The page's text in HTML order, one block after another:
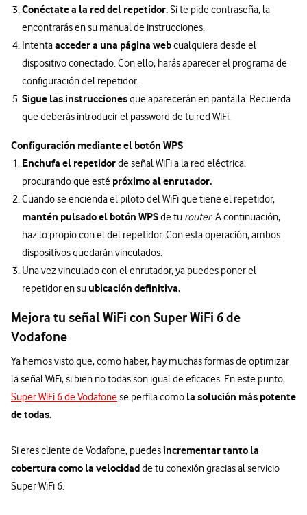
Conéctate a la red del repetidor.Si te pide contraseña, la
encontrarás en su manual de instrucciones.
Intentaacceder a una página webcualquiera desde el
dispositivo conectado. Con ello, harás aparecer el programa de
configuración del repetidor.
Sigue las instruccionesque aparecerán en pantalla. Recuerda
que deberás introducir el password de tu red WiFi.
Configuración mediante el botón WPS
Enchufa el repetidorde señal WiFi a la red eléctrica,
procurando que esté próximo al enrutador.
Cuando se encienda el piloto del WiFi que tiene el repetidor,
mantén pulsado el botón WPSde tu router. A continuación,
haz lo propio con el del repetidor. Con esta operación, ambos
dispositivos quedarán vinculados.
Una vez vinculado con el enrutador, ya puedes poner el
repetidor en su ubicación definitiva.
Mejora tu señal WiFi con Super WiFi 6 de
Vodafone
Ya hemos visto que, como haber, hay muchas formas de optimizar
la señal WiFi, si bien no todas son igual de eficaces. En este punto,
Super WiFi 6 de Vodafonese perfila como la solución más potente
de todas.
Si eres cliente de Vodafone, puedes incrementar tanto la
cobertura como la velocidadde tu conexión gracias al servicio
Super WiFi 6.